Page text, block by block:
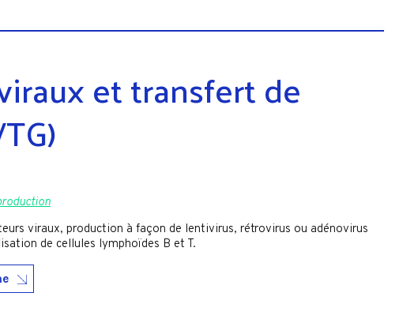
et transfert de
viraux, production à façon de lentivirus, rétrovirus ou adénovirus
de cellules lymphoïdes B et T.